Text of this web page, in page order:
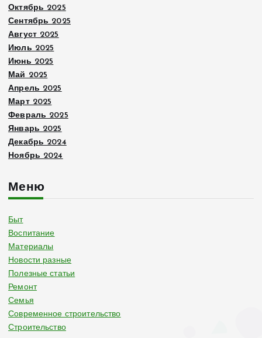
Октябрь 2025
Сентябрь 2025
Август 2025
Июль 2025
Июнь 2025
Май 2025
Апрель 2025
Март 2025
Февраль 2025
Январь 2025
Декабрь 2024
Ноябрь 2024
Меню
Быт
Воспитание
Материалы
Новости разные
Полезные статьи
Ремонт
Семья
Современное строительство
Строительство